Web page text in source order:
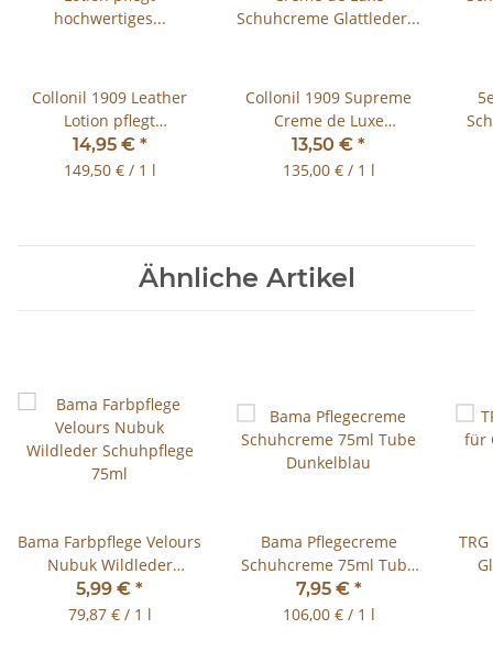
Collonil 1909 Leather
Lotion pflegt
hochwertiges Glattleder
100ml
14,95 € *
149,50 € / 1 l
Collonil 1909 Supreme
Creme de Luxe
Schuhcreme Glattleder
100 ml
13,50 € *
135,00 € / 1 l
Ähnliche Artikel
Bama Farbpflege Velours
Nubuk Wildleder
Schuhpflege 75ml
5,99 € *
79,87 € / 1 l
Bama Pflegecreme
Schuhcreme 75ml Tube
Dunkelblau
7,95 € *
106,00 € / 1 l